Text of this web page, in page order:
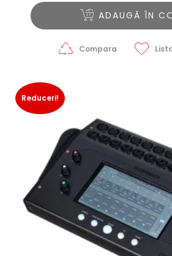
ADAUGĂ ÎN
Compara
Reduceri!